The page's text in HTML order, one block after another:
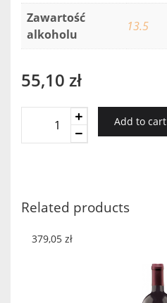
Zawartość
alkoholu
13.5
55,10 zł
quantity
Add to cart
Related products
379,05 zł